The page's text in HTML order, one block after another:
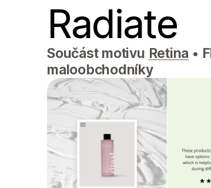
Radiate
Součást motivu Retina •
maloobchodníky